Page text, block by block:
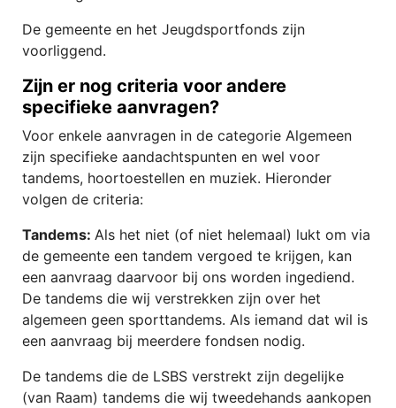
De gemeente en het Jeugdsportfonds zijn
voorliggend.
Zijn er nog criteria voor andere
specifieke aanvragen?
Voor enkele aanvragen in de categorie Algemeen
zijn specifieke aandachtspunten en wel voor
tandems, hoortoestellen en muziek. Hieronder
volgen de criteria:
Tandems: Als het niet (of niet helemaal) lukt om via
de gemeente een tandem vergoed te krijgen, kan
een aanvraag daarvoor bij ons worden ingediend.
De tandems die wij verstrekken zijn over het
algemeen geen sporttandems. Als iemand dat wil is
een aanvraag bij meerdere fondsen nodig.
De tandems die de LSBS verstrekt zijn degelijke
(van Raam) tandems die wij tweedehands aankopen